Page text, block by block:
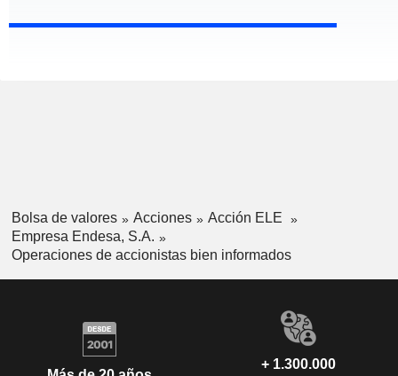
Bolsa de valores Acciones
Acción ELE
Empresa Endesa, S.A.
Operaciones de accionistas bien informados
+ 1.300.000